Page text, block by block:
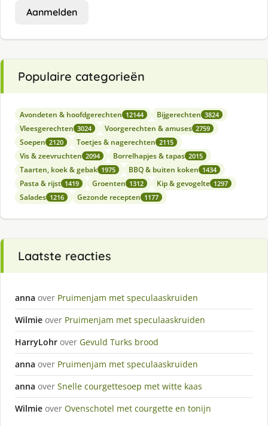
Aanmelden
Populaire categorieën
Avondeten & hoofdgerechten 12144 Bijgerechten 3824
Vleesgerechten 3024 Voorgerechten & amuses 2759
Soepen 2120 Toetjes & nagerechten 2115
Vis & zeevruchten 2094 Borrelhapjes & tapas 2015
Taarten, koek & gebak 1975 BBQ & buiten koken 1434
Pasta & rijst 1419 Groenten 1312 Kip & gevogelte 1297
Salades 1216 Gezonde recepten 1177
Laatste reacties
anna over Pruimenjam met speculaaskruiden
Wilmie over Pruimenjam met speculaaskruiden
HarryLohr over Gevuld Turks brood
anna over Pruimenjam met speculaaskruiden
anna over Snelle courgettesoep met witte kaas
Wilmie over Ovenschotel met courgette en tonijn